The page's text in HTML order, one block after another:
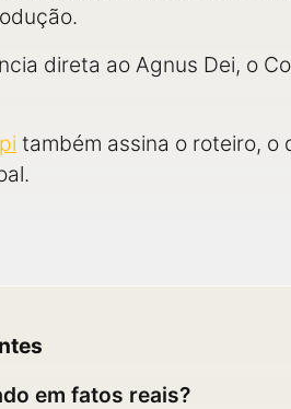
direta ao Agnus Dei, o
também assina o roteiro, o
em fatos reais?